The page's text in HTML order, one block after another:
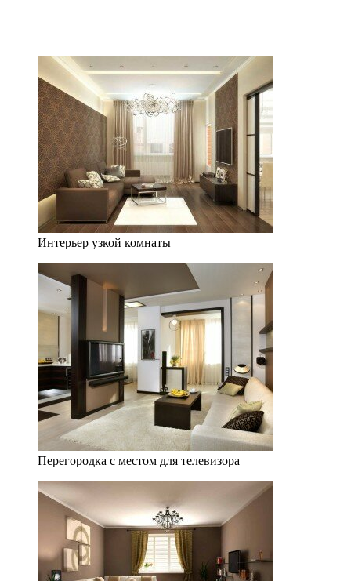
Интерьер узкой комнаты
Перегородка с местом для телевизора